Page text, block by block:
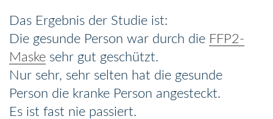
Das Ergebnis der Studie ist:
Die gesunde Person war durch die FFP2-
Maske sehr gut geschützt.
Nur sehr, sehr selten hat die gesunde
Person die kranke Person angesteckt.
Es ist fast nie passiert.